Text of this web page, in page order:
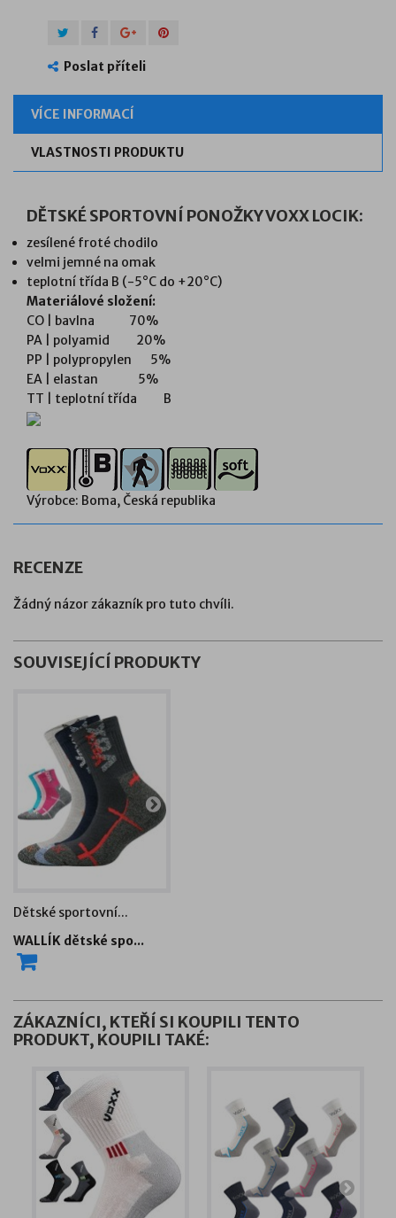
Poslat příteli
VÍCE INFORMACÍ
VLASTNOSTI PRODUKTU
DĚTSKÉ SPORTOVNÍ PONOŽKY VOXX LOCIK:
zesílené froté chodilo
velmi jemné na omak
teplotní třída B (-5°C do +20°C)
Materiálové složení:
CO | bavlna 70%
PA | polyamid 20%
PP | polypropylen 5%
EA | elastan 5%
TT | teplotní třída B
Výrobce: Boma, Česká republika
RECENZE
Žádný názor zákazník pro tuto chvíli.
SOUVISEJÍCÍ PRODUKTY
Dětské sportovní...
WALLÍK dětské spo...
ZÁKAZNÍCI, KTEŘÍ SI KOUPILI TENTO
PRODUKT, KOUPILI TAKÉ: